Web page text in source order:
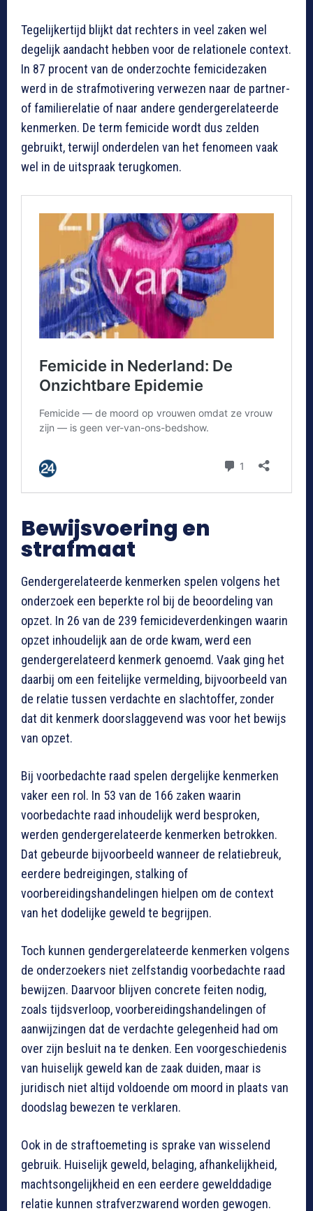
Tegelijkertijd blijkt dat rechters in veel zaken wel
degelijk aandacht hebben voor de relationele context.
In 87 procent van de onderzochte femicidezaken
werd in de strafmotivering verwezen naar de partner-
of familierelatie of naar andere gendergerelateerde
kenmerken. De term femicide wordt dus zelden
gebruikt, terwijl onderdelen van het fenomeen vaak
wel in de uitspraak terugkomen.
Bewijsvoering en
strafmaat
Gendergerelateerde kenmerken spelen volgens het
onderzoek een beperkte rol bij de beoordeling van
opzet. In 26 van de 239 femicideverdenkingen waarin
opzet inhoudelijk aan de orde kwam, werd een
gendergerelateerd kenmerk genoemd. Vaak ging het
daarbij om een feitelijke vermelding, bijvoorbeeld van
de relatie tussen verdachte en slachtoffer, zonder
dat dit kenmerk doorslaggevend was voor het bewijs
van opzet.
Bij voorbedachte raad spelen dergelijke kenmerken
vaker een rol. In 53 van de 166 zaken waarin
voorbedachte raad inhoudelijk werd besproken,
werden gendergerelateerde kenmerken betrokken.
Dat gebeurde bijvoorbeeld wanneer de relatiebreuk,
eerdere bedreigingen, stalking of
voorbereidingshandelingen hielpen om de context
van het dodelijke geweld te begrijpen.
Toch kunnen gendergerelateerde kenmerken volgens
de onderzoekers niet zelfstandig voorbedachte raad
bewijzen. Daarvoor blijven concrete feiten nodig,
zoals tijdsverloop, voorbereidingshandelingen of
aanwijzingen dat de verdachte gelegenheid had om
over zijn besluit na te denken. Een voorgeschiedenis
van huiselijk geweld kan de zaak duiden, maar is
juridisch niet altijd voldoende om moord in plaats van
doodslag bewezen te verklaren.
Ook in de straftoemeting is sprake van wisselend
gebruik. Huiselijk geweld, belaging, afhankelijkheid,
machtsongelijkheid en een eerdere gewelddadige
relatie kunnen strafverzwarend worden gewogen.